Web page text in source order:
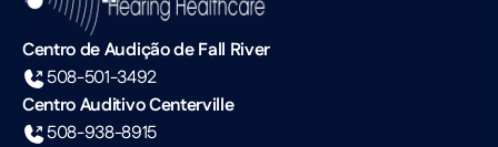
Centro de Audição de Fall River
508-501-3492
Centro Auditivo Centerville
508-938-8915